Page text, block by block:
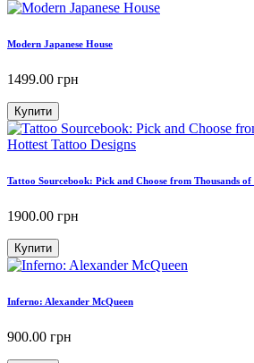
Modern Japanese House
1499.00 грн
Купити
Tattoo Sourcebook: Pick and Choose from Thousands
1900.00 грн
Купити
Inferno: Alexander McQueen
900.00 грн